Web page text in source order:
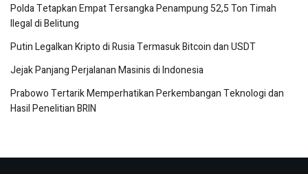
Polda Tetapkan Empat Tersangka Penampung 52,5 Ton Timah
Ilegal di Belitung
Putin Legalkan Kripto di Rusia Termasuk Bitcoin dan USDT
Jejak Panjang Perjalanan Masinis di Indonesia
Prabowo Tertarik Memperhatikan Perkembangan Teknologi dan
Hasil Penelitian BRIN